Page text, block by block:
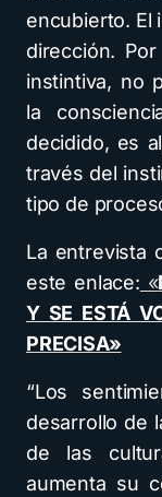
encubierto. El
dirección.
instintiva, no
la
decidido, es
través del
tipo de
La entrevista
este enlace: «
Y SE ESTÁ
PRECISA»
“Los
desarrollo de
de las
aumenta su